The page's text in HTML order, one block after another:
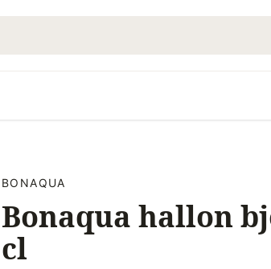
BONAQUA
Bonaqua hallon
cl